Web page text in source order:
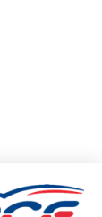
fenêtre)fenêtre)